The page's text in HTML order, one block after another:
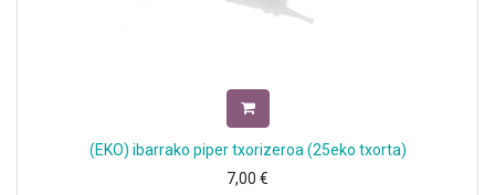
(EKO) ibarrako piper txorizeroa (25eko txorta)
7,00 €